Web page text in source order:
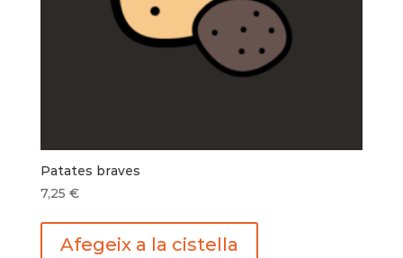
Patates braves
7,25 €
Afegeix a la cistella